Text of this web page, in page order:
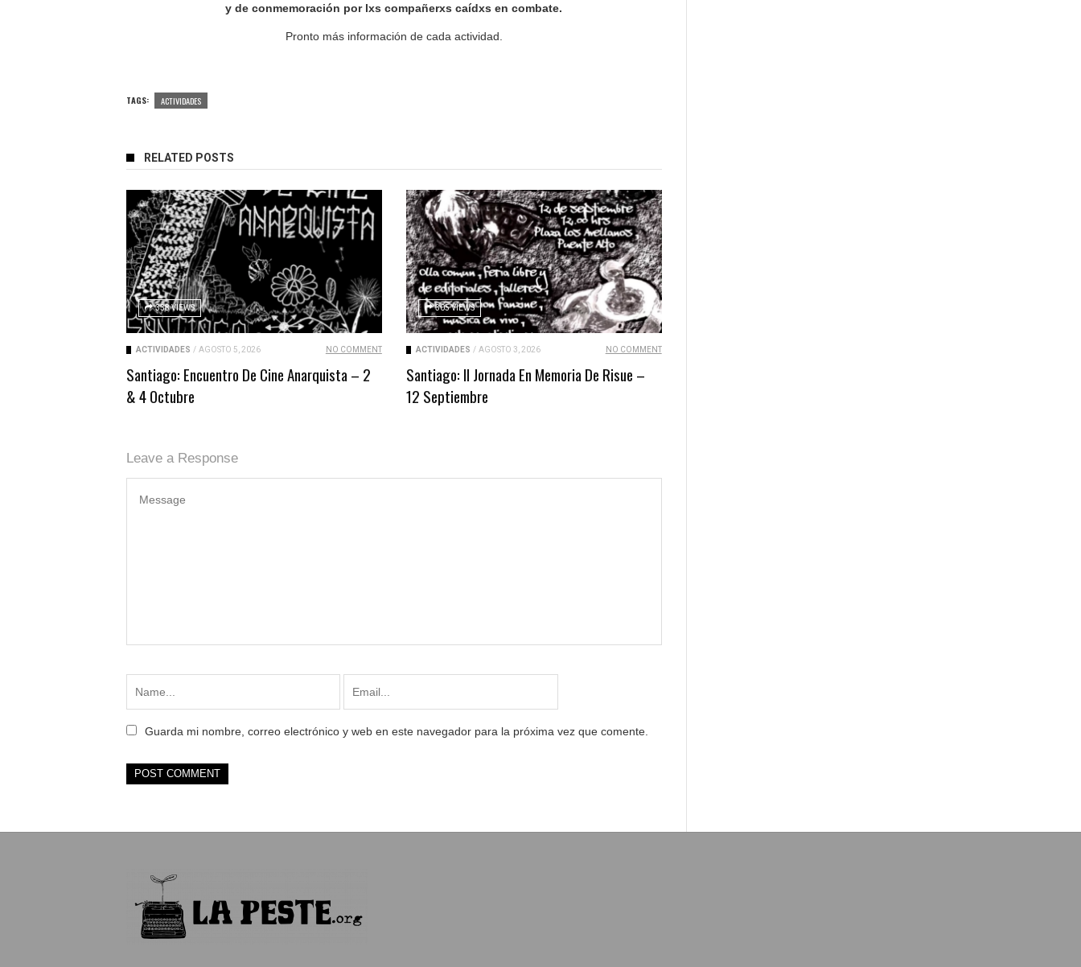
y de conmemoración por lxs compañerxs caídxs en combate.
Pronto más información de cada actividad.
TAGS: ACTIVIDADES
RELATED POSTS
338 VIEWS
ACTIVIDADES / AGOSTO 5, 2026 NO COMMENT
Santiago: Encuentro De Cine Anarquista – 2
& 4 Octubre
305 VIEWS
ACTIVIDADES / AGOSTO 3, 2026 NO COMMENT
Santiago: II Jornada En Memoria De Risue –
12 Septiembre
Leave a Response
Guarda mi nombre, correo electrónico y web en este navegador para la próxima vez que comente.